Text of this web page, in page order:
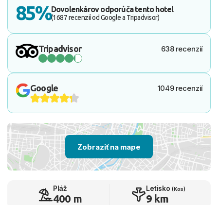
85%Dovolenkárov odporúča tento hotel
(1687 recenzií od Google a Tripadvisor)
Tripadvisor 638 recenzií
Google 1049 recenzií
Zobraziť na mape
Pláž
400 m
Letisko (Kos)
9 km